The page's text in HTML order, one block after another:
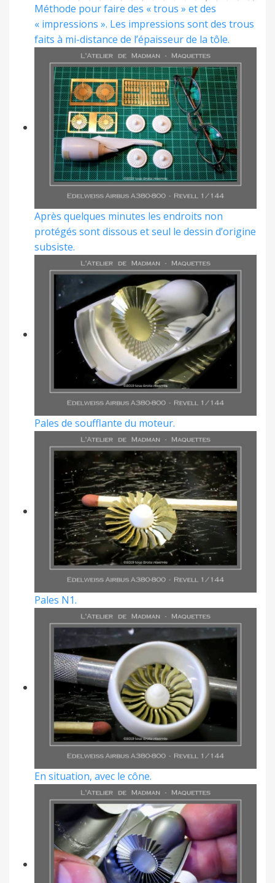
Méthode pour faire des « trous » et des
« impressions ». Les impressions sont des trous
faits à mi-distance de l’épaisseur de la tôle.
Après quelques minutes les endroits non
protégés sont dissous et seul le dessin d’origine
subsiste.
Pales de soufflante du moteur.
Pales N1.
En situation, avec le cône.